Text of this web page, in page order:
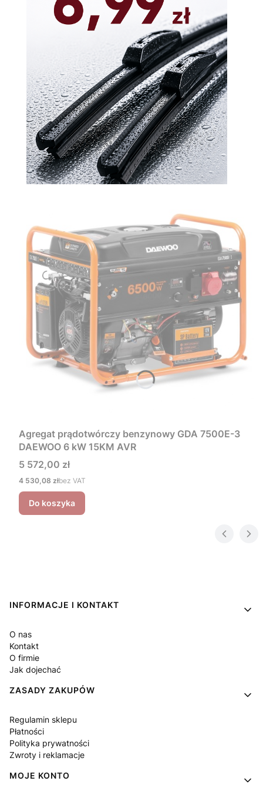
Agregat prądotwórczy benzynowy GDA 7500E-3
DAEWOO 6 kW 15KM AVR
Cena
5 572,00 zł
Cena
4 530,08 złbez VAT
Do koszyka
Linki w stopce
INFORMACJE I KONTAKT
O nas
Kontakt
O firmie
Jak dojechać
ZASADY ZAKUPÓW
Regulamin sklepu
Płatności
Polityka prywatności
Zwroty i reklamacje
MOJE KONTO